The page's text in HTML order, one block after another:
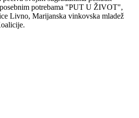
potrebama "PUT U ŽIVOT",
Livno, Marijanska vinkovska mladež